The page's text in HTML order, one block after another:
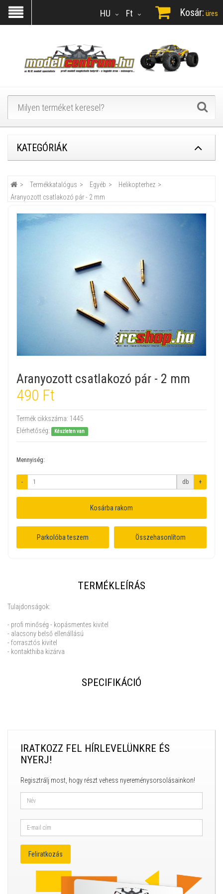
Ft
HU Kosár: üres
KATEGÓRIÁK
Termékkatalógus Egyéb
Helikopterhez
Aranyozott csatlakozó pár - 2 mm
Aranyozott csatlakozó pár - 2 mm
490 Ft
Termék cikkszáma: 1445
Elérhetőség:
Készleten van
Mennyiség:
- db +
Kosárba rakom
Parkolóba teszem Összehasonlítom
TERMÉKLEÍRÁS
Tulajdonságok:
- profi minőség - kopásmentes kivitel
- alacsony belső ellenállású
- forrasztós kivitel
- kontakthiba kizárva
SPECIFIKÁCIÓ
IRATKOZZ FEL HÍRLEVELÜNKRE ÉS
NYERJ!
Regisztrálj most, hogy részt vehess nyereménysorsolásainkon!